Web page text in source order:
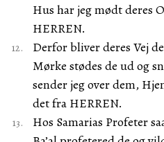
Hus har jeg mødt deres
HERREN.
Derfor bliver deres Vej
Mørke stødes de ud og
sender jeg over dem,
det fra HERREN.
Hos Samarias Profeter